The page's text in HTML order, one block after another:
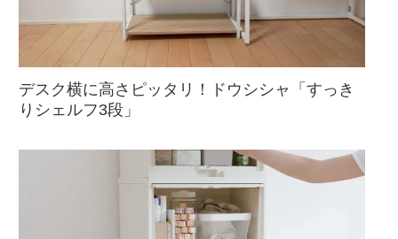
デスク横に高さピッタリ！ドウシシャ「すっき
りシェルフ3段」